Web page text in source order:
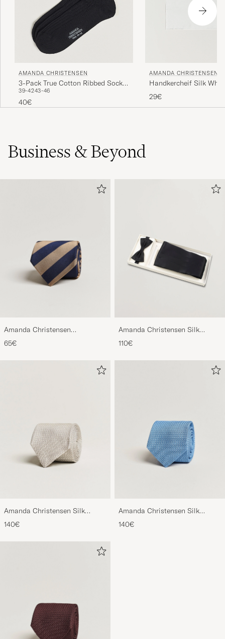
AMANDA CHRISTENSEN
3-Pack True Cotton Ribbed Socks
Black
39-4243-46
40€
AMANDA CHRISTENSEN
Handkercheif Silk
29€
Business & Beyond
Amanda Christensen
Regemental Stripe Classic Tie 8
cm Sand/Navy
65€
Amanda Christensen Silk
110€
Amanda Christensen Silk
Grenadine 8 cm Tie Beige
140€
Amanda Christensen Silk
Grenadine 8 cm Tie Sky Blue
140€